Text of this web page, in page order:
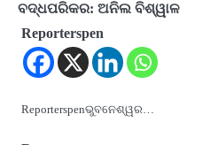
ବଦ୍ଧପରିକର: ଅନିଲ ବିଶ୍ୱାଳ
Reporterspen
Reporterspenଭୁବନେଶ୍ୱର…